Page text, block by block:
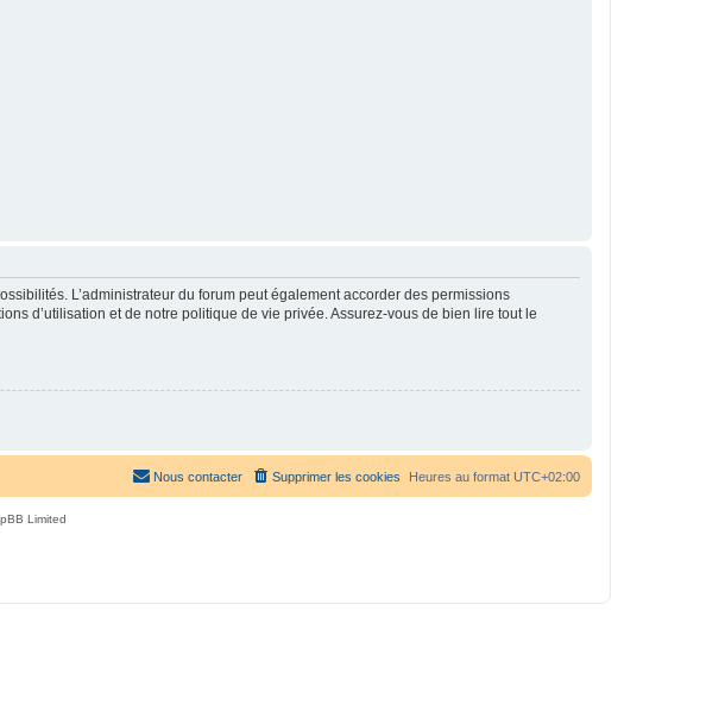
L’administrateur du forum peut également accorder des permissions
d’utilisation et de notre politique de vie privée. Assurez-vous de bien lire tout le
Heures au format UTC+02:00
Supprimer les cookies
Nous contacter
Limited